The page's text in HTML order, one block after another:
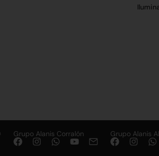
Grupo Alanis Corralón Grupo Alanis